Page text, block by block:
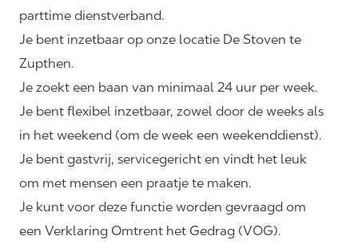
parttime dienstverband.
Je bent inzetbaar op onze locatie De Stoven te
Zupthen.
Je zoekt een baan van minimaal 24 uur per week.
Je bent flexibel inzetbaar, zowel door de weeks als
in het weekend (om de week een weekenddienst).
Je bent gastvrij, servicegericht en vindt het leuk
om met mensen een praatje te maken.
Je kunt voor deze functie worden gevraagd om
een Verklaring Omtrent het Gedrag (VOG).